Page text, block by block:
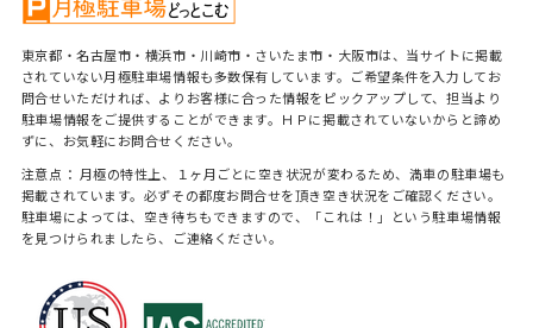
東京都・名古屋市・横浜市・川崎市・さいたま市・大阪市は、当サイトに掲載
されていない月極駐車場情報も多数保有しています。ご希望条件を入力してお
問合せいただければ、よりお客様に合った情報をピックアップして、担当より
駐車場情報をご提供することができます。ＨＰに掲載されていないからと諦め
ずに、お気軽にお問合せください。
注意点： 月極の特性上、１ヶ月ごとに空き状況が変わるため、満車の駐車場も
掲載されています。必ずその都度お問合せを頂き空き状況をご確認ください。
駐車場によっては、空き待ちもできますので、「これは！」という駐車場情報
を見つけられましたら、ご連絡ください。